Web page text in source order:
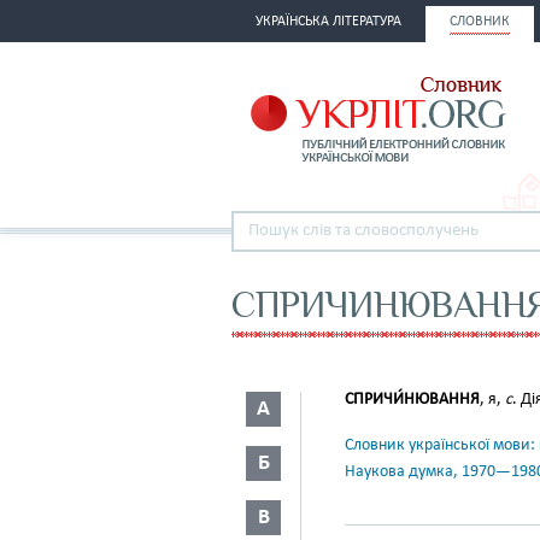
УКРАЇНСЬКА ЛІТЕРАТУРА СЛОВНИК
А
Б
В
СПРИЧИ́НЮВАННЯ, я, с.
Словник української
Наукова думка,